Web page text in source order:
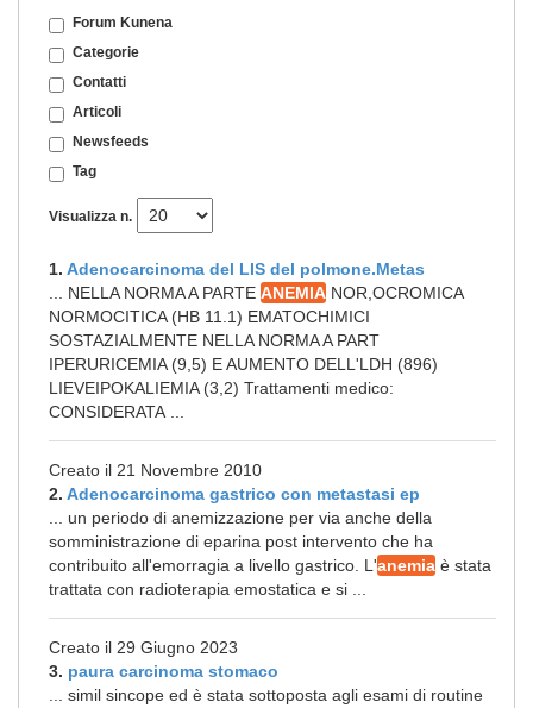
Forum Kunena
Categorie
Contatti
Articoli
Newsfeeds
Tag
Visualizza n.
1. Adenocarcinoma del LIS del polmone.Metas
... NELLA NORMA A PARTE ANEMIA NOR,OCROMICA
NORMOCITICA (HB 11.1) EMATOCHIMICI
SOSTAZIALMENTE NELLA NORMA A PART
IPERURICEMIA (9,5) E AUMENTO DELL'LDH (896)
LIEVEIPOKALIEMIA (3,2) Trattamenti medico:
CONSIDERATA ...
Creato il 21 Novembre 2010
2. Adenocarcinoma gastrico con metastasi ep
... un periodo di anemizzazione per via anche della
somministrazione di eparina post intervento che ha
contribuito all'emorragia a livello gastrico. L'anemia è stata
trattata con radioterapia emostatica e si ...
Creato il 29 Giugno 2023
3. paura carcinoma stomaco
... simil sincope ed è stata sottoposta agli esami di routine